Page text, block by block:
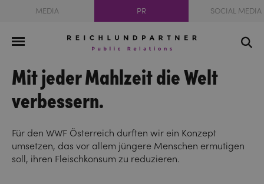
MEDIA PR SOCIAL MEDIA
Mit jeder Mahlzeit die Welt
verbessern.
Für den WWF Österreich durften wir ein Konzept
umsetzen, das vor allem jüngere Menschen ermutigen
soll, ihren Fleischkonsum zu reduzieren.